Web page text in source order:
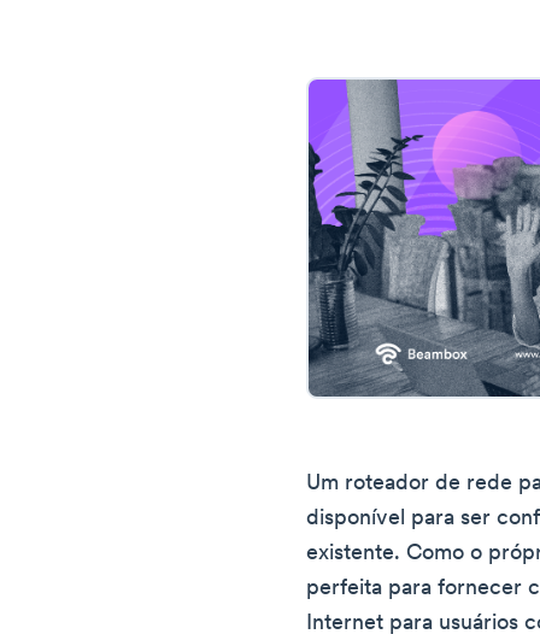
Um roteador de rede
disponível para ser
existente. Como o
perfeita para fornecer
Internet para usuários